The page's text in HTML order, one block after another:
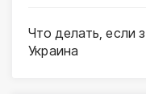
Что делать, если
Украина